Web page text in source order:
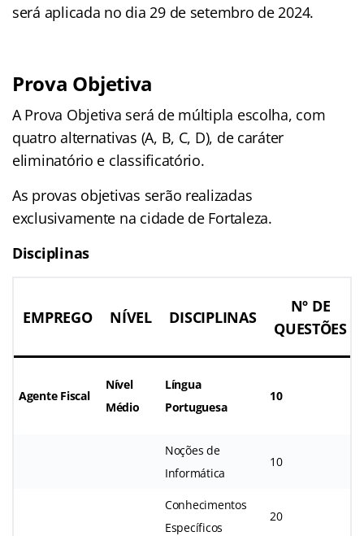
será aplicada no dia 29 de setembro de 2024.
Prova Objetiva
A Prova Objetiva será de múltipla escolha, com
quatro alternativas (A, B, C, D), de caráter
eliminatório e classificatório.
As provas objetivas serão realizadas
exclusivamente na cidade de Fortaleza.
Disciplinas
EMPREGO NÍVEL DISCIPLINAS
Nº DE
QUESTÕES
Agente Fiscal
Nível
Médio
Língua
Portuguesa
10
Noções de
Informática
10
Conhecimentos
Específicos
20